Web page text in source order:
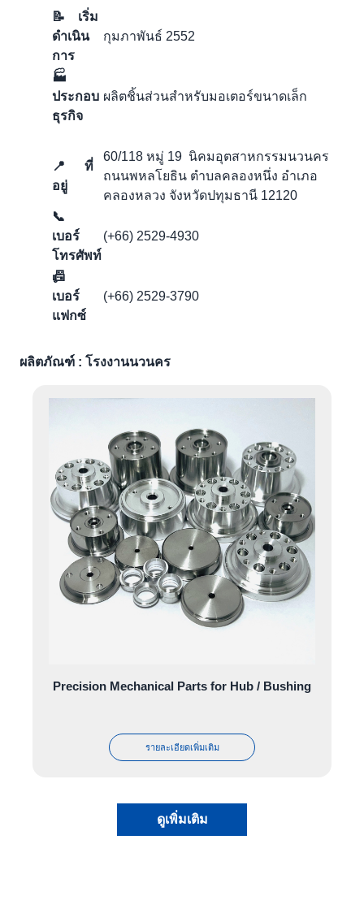
📝 เริ่ม
ดำเนิน
การ
กุมภาพันธ์ 2552
🏭
ประกอบ
ธุรกิจ
ผลิตชิ้นส่วนสำหรับมอเตอร์ขนาดเล็ก
📍 ที่
อยู่
60/118 หมู่ 19 นิคมอุตสาหกรรมนวนคร
ถนนพหลโยธิน ตำบลคลองหนึ่ง อำเภอ
คลองหลวง จังหวัดปทุมธานี 12120
📞
เบอร์
โทรศัพท์
(+66) 2529-4930
📠
เบอร์
แฟกซ์
(+66) 2529-3790
ผลิตภัณฑ์ : โรงงานนวนคร
Precision Mechanical Parts for Hub / Bushing
รายละเอียดเพิ่มเติม
ดูเพิ่มเติม